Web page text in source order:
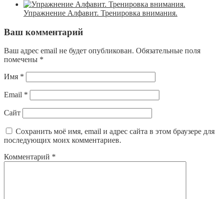
Упражнение Алфавит. Тренировка внимания.
Ваш комментарий
Ваш адрес email не будет опубликован. Обязательные поля
помечены *
Имя *
Email *
Сайт
Сохранить моё имя, email и адрес сайта в этом браузере для
последующих моих комментариев.
Комментарий *